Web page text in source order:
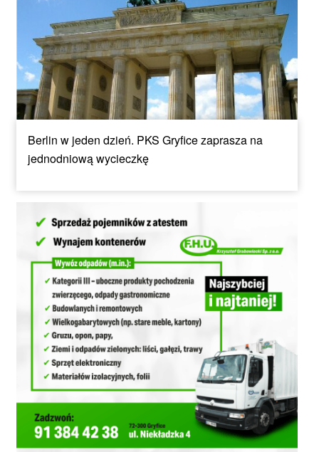
Berlin w jeden dzień. PKS Gryfice zaprasza na
jednodniową wycieczkę